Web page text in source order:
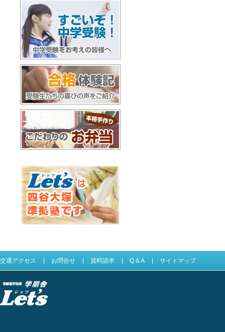
説明会お申し込み／お問合せ／資料請求はコチ
すごいぞ！中学受験
合格体験記
交通アクセス お問合せ 資料請求 Q & A サイトマップ